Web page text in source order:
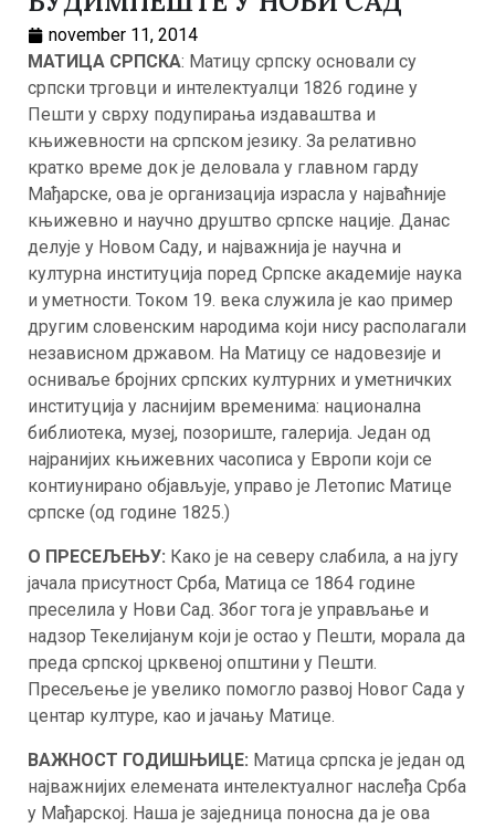
november 11, 2014
МАТИЦА СРПСКА: Матицу српску основали су
српски трговци и интелектуалци 1826 године у
Пешти у сврху подупирања издаваштва и
књижевности на српском језику. За релативно
кратко време док је деловала у главном гарду
Мађарске, ова је организација израсла у најваћније
књижевно и научно друштво српске нације. Данас
делује у Новом Саду, и најважнија је научна и
културна институција поред Српске академије наука
и уметности. Током 19. века служила је као пример
другим словенским народима који нису располагали
независном државом. На Матицу се надовезије и
осниваље бројних српских културних и уметничких
институција у ласнијим временима: национална
библиотека, музеј, позориште, галерија. Један од
најранијих књижевних часописа у Европи који се
контиунирано објављује, управо је Летопис Матице
српске (од године 1825.)
О ПРЕСЕЉЕЊУ: Како је на северу слабила, а на југу
јачала присутност Срба, Матица се 1864 године
преселила у Нови Сад. Због тога је управљање и
надзор Текелијанум који је остао у Пешти, морала да
преда српској црквеној општини у Пешти.
Пресељење је увелико помогло развој Новог Сада у
центар културе, као и јачању Матице.
ВАЖНОСТ ГОДИШЊИЦЕ: Матица српска је један од
најважнијих елемената интелектуалног наслеђа Срба
у Мађарској. Наша је заједница поносна да је ова